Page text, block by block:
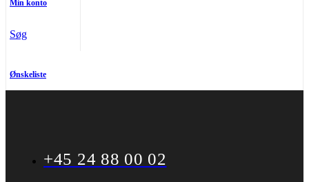
Min konto
Søg
Ønskeliste
+45 24 88 00 02